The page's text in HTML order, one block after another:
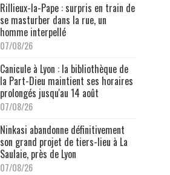
Rillieux-la-Pape : surpris en train de
se masturber dans la rue, un
homme interpellé
07/08/26
Canicule à Lyon : la bibliothèque de
la Part-Dieu maintient ses horaires
prolongés jusqu'au 14 août
07/08/26
Ninkasi abandonne définitivement
son grand projet de tiers-lieu à La
Saulaie, près de Lyon
07/08/26